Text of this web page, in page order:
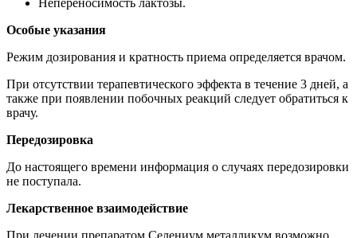
Непереносимость лактозы.
Особые указания
Режим дозирования и кратность приема определяется врачом.
При отсутствии терапевтического эффекта в течение 3 дней, а
также при появлении побочных реакций следует обратиться к
врачу.
Передозировка
До настоящего времени информация о случаях передозировки
не поступала.
Лекарственное взаимодействие